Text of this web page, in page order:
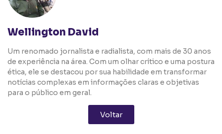
Wellington David
Um renomado jornalista e radialista, com mais de 30 anos
de experiência na área. Com um olhar crítico e uma postura
ética, ele se destacou por sua habilidade em transformar
notícias complexas em informações claras e objetivas
para o público em geral.
Voltar